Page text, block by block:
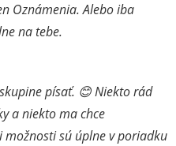
Oznámenia. Alebo iba
na tebe.
písať. 😊 Niekto rád
a niekto ma chce
sú úplne v poriadku